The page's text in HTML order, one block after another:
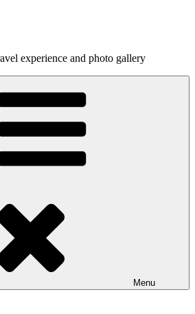
experience and photo gallery
Menu